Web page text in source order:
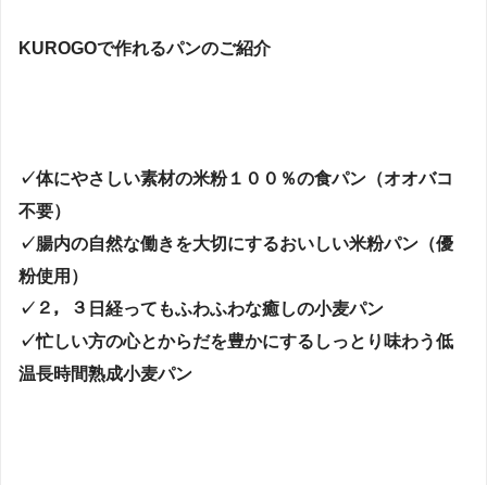
KUROGOで作れるパンのご紹介
✓体にやさしい素材の米粉１００％の食パン（オオバコ
不要）
✓腸内の自然な働きを大切にするおいしい米粉パン（優
粉使用）
✓２，３日経ってもふわふわな癒しの小麦パン
✓忙しい方の心とからだを豊かにするしっとり味わう低
温長時間熟成小麦パン